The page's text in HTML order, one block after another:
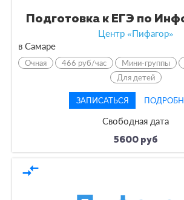
Подготовка к ЕГЭ по
Центр «Пифагор»
в Самаре
Очная 466 руб/час Мини-группы
Для детей
ЗАПИСАТЬСЯ
Свободная дата
5600 руб
compare_arrows